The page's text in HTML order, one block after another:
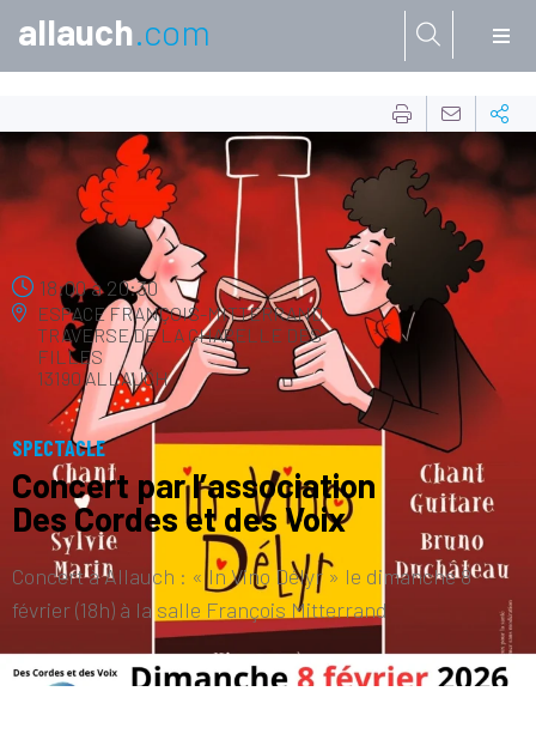
allauch.com
08
FÉVR.
18:00à20:30
ESPACE FRANÇOIS-MITTERRAND
TRAVERSE DE LA CHAPELLE DES
FILLES
13190 ALLAUCH
SPECTACLE
Concert par l’association
Des Cordes et des Voix
Concert à Allauch : « In Vino Délyr » le dimanche 8
février (18h) à la salle François Mitterrand